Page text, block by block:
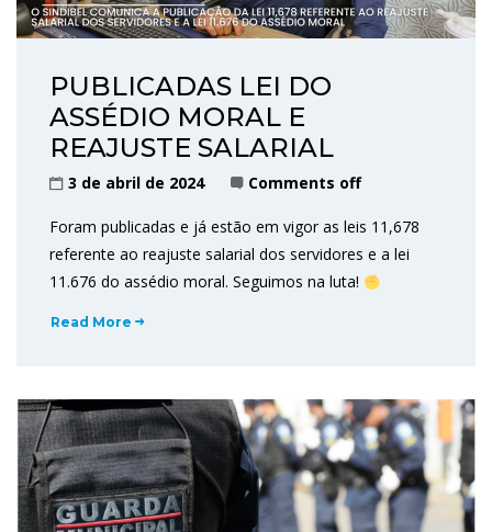
PUBLICADAS LEI DO
ASSÉDIO MORAL E
REAJUSTE SALARIAL
3 de abril de 2024 Comments off
Foram publicadas e já estão em vigor as leis 11,678
referente ao reajuste salarial dos servidores e a lei
11.676 do assédio moral. Seguimos na luta!
Read More